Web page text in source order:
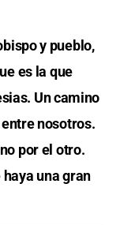
y pueblo,
es la que
Un camino
nosotros.
por el otro.
una gran